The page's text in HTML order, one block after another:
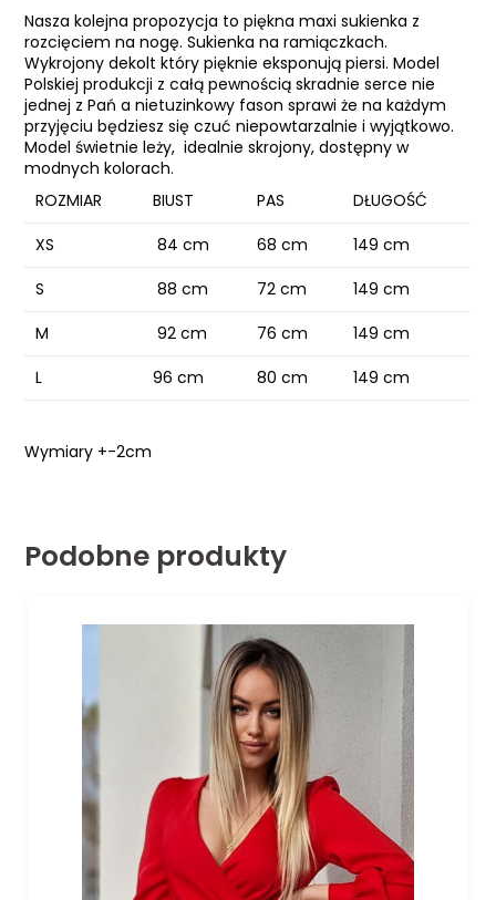
Nasza kolejna propozycja to piękna maxi sukienka z
rozcięciem na nogę. Sukienka na ramiączkach.
Wykrojony dekolt który pięknie eksponują piersi. Model
Polskiej produkcji z całą pewnością skradnie serce nie
jednej z Pań a nietuzinkowy fason sprawi że na każdym
przyjęciu będziesz się czuć niepowtarzalnie i wyjątkowo.
Model świetnie leży, idealnie skrojony, dostępny w
modnych kolorach.
ROZMIAR
BIUST PAS
DŁUGOŚĆ
XS
84 cm 68 cm
149 cm
S
88 cm 72 cm
149 cm
M
92 cm 76 cm
149 cm
L
96 cm 80 cm 149 cm
Wymiary +-2cm
Podobne produkty